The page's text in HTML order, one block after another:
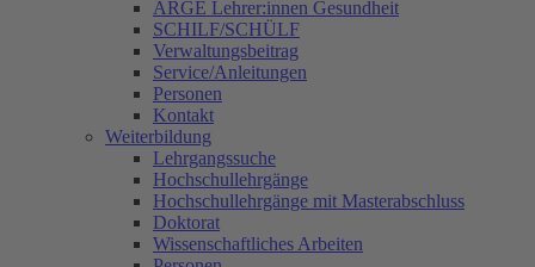
ARGE Lehrer:innen Gesundheit
SCHILF/SCHÜLF
Verwaltungsbeitrag
Service/Anleitungen
Personen
Kontakt
Weiterbildung
Lehrgangssuche
Hochschullehrgänge
Hochschullehrgänge mit Masterabschluss
Doktorat
Wissenschaftliches Arbeiten